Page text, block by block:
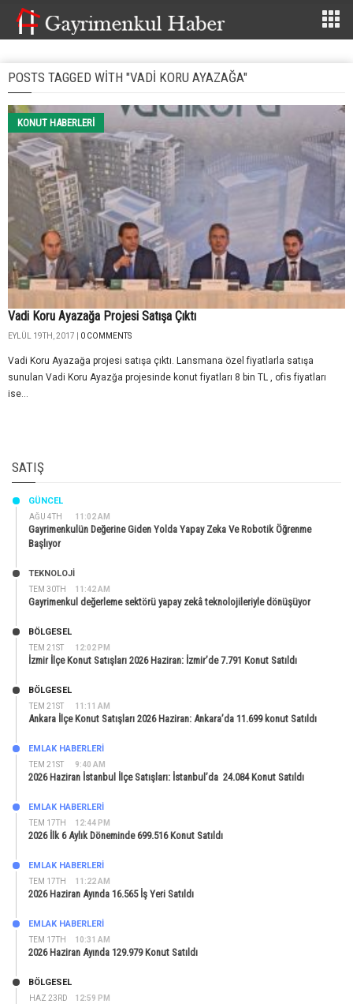
POSTS TAGGED WITH "VADI KORU AYAZAĞA"
KONUT HABERLERI
Vadi Koru Ayazağa Projesi Satışa Çıktı
EYLÜL 19TH, 2017 | 0 COMMENTS
Vadi Koru Ayazağa projesi satışa çıktı. Lansmana özel fiyatlarla satışa
sunulan Vadi Koru Ayazğa projesinde konut fiyatları 8 bin TL , ofis fiyatları
ise...
SATIŞ
AĞU 4TH 11:02 AM
GÜNCEL
Gayrimenkulün Değerine Giden Yolda Yapay Zeka Ve Robotik Öğrenme
Başlıyor
TEM 30TH 11:42 AM
TEKNOLOJİ
Gayrimenkul değerleme sektörü yapay zekâ teknolojileriyle dönüşüyor
TEM 21ST 12:02 PM
BÖLGESEL
İzmir İlçe Konut Satışları 2026 Haziran: İzmir’de 7.791 Konut Satıldı
TEM 21ST 11:11 AM
BÖLGESEL
Ankara İlçe Konut Satışları 2026 Haziran: Ankara’da 11.699 konut Satıldı
TEM 21ST 9:40 AM
EMLAK HABERLERI
2026 Haziran İstanbul İlçe Satışları: İstanbul’da 24.084 Konut Satıldı
TEM 17TH 12:44 PM
EMLAK HABERLERI
2026 İlk 6 Aylık Döneminde 699.516 Konut Satıldı
TEM 17TH 11:22 AM
EMLAK HABERLERI
2026 Haziran Ayında 16.565 İş Yeri Satıldı
TEM 17TH 10:31 AM
EMLAK HABERLERI
2026 Haziran Ayında 129.979 Konut Satıldı
HAZ 23RD 12:59 PM
BÖLGESEL